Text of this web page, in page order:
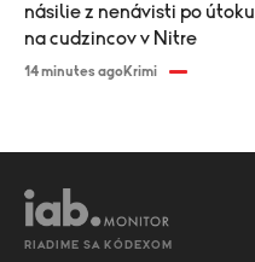
násilie z nenávisti po útoku
na cudzincov v Nitre
14 minutes agoKrimi
RIADIME SA KÓDEXOM